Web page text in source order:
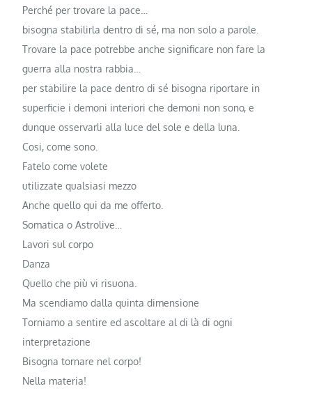
Perché per trovare la pace…
bisogna stabilirla dentro di sé, ma non solo a parole.
Trovare la pace potrebbe anche significare non fare la
guerra alla nostra rabbia…
per stabilire la pace dentro di sé bisogna riportare in
superficie i demoni interiori che demoni non sono, e
dunque osservarli alla luce del sole e della luna.
Cosi, come sono.
Fatelo come volete
utilizzate qualsiasi mezzo
Anche quello qui da me offerto.
Somatica o Astrolive…
Lavori sul corpo
Danza
Quello che più vi risuona.
Ma scendiamo dalla quinta dimensione
Torniamo a sentire ed ascoltare al di là di ogni
interpretazione
Bisogna tornare nel corpo!
Nella materia!